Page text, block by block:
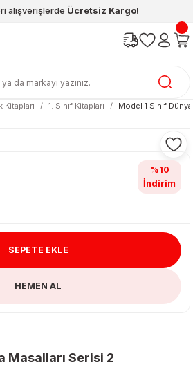
alışverişlerde Ücretsiz Kargo!
Dön
Dön
Dön
Dön
Dön
Dön
Kitapları 1. Sınıf Kitapları Model 1 Sınıf
Masalları Serisi 2
%10
İndirim
SEPETE EKLE
HEMEN AL